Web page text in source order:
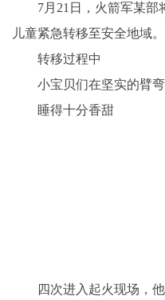
7月21日，火箭军某部
儿童紧急转移至安全地域
转移过程中
小宝贝们在坚实的臂
睡得十分香甜
四次进入起火现场，